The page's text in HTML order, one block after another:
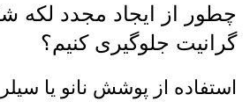
چطور از ایجاد مجدد لکه
گرانیت جلوگیری کنیم؟
استفاده از پوشش نانو یا